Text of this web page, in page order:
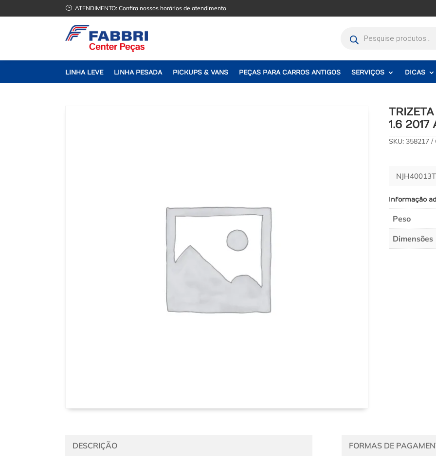
} ATENDIMENTO:Confira nossos horários de atendimento
produtos
LINHA LEVE LINHA PESADA PICKUPS & VANS PEÇAS PARA CARROS ANTIGOS SERVIÇOS DICAS
1.6 2017
SKU: 358217
Informação
Peso
Dimensões
DESCRIÇÃO FORMAS DE